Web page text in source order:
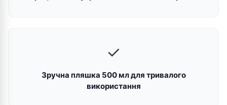
✓
Зручна пляшка 500 мл для тривалого
використання